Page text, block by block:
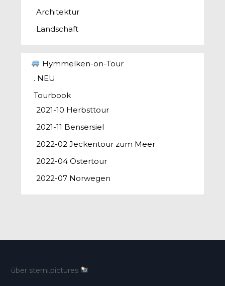
Architektur
Landschaft
Hymmelken-on-Tour
. NEU
Tourbook
2021-10 Herbsttour
2021-11 Bensersiel
2022-02 Jeckentour zum Meer
2022-04 Ostertour
2022-07 Norwegen
über sterni.pictures